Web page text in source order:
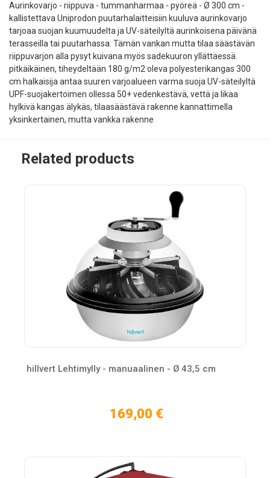
Aurinkovarjo - riippuva - tummanharmaa - pyöreä - Ø 300 cm -
kallistettava Uniprodon puutarhalaitteisiin kuuluva aurinkovarjo
tarjoaa suojan kuumuudelta ja UV-säteilyltä aurinkoisena päivänä
terasseilla tai puutarhassa. Tämän vankan mutta tilaa säästävän
riippuvarjon alla pysyt kuivana myös sadekuuron yllättäessä.
pitkäikäinen, tiheydeltään 180 g/m2 oleva polyesterikangas 300
cm halkaisija antaa suuren varjoalueen varma suoja UV-säteilyltä
UPF-suojakertoimen ollessa 50+ vedenkestävä, vettä ja likaa
hylkivä kangas älykäs, tilaasäästävä rakenne kannattimella
yksinkertainen, mutta vankka rakenne
Related products
hillvert Lehtimylly - manuaalinen - Ø 43,5 cm
169,00 €